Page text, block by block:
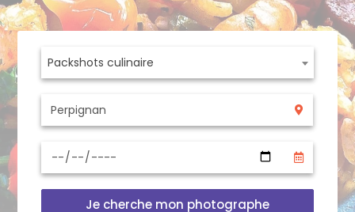
Packshots culinaire
Je cherche mon photographe